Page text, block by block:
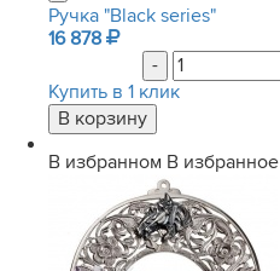
Ручка "Black series"
16 878
-
Купить в 1 клик
В избранном В избранное